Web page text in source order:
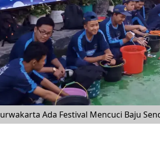
Ada Festival Mencuci Baju